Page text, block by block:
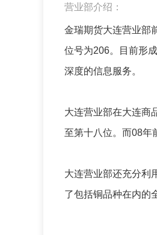
营业部介绍：
金瑞期货大连营业部
位号为206。目前形
深度的信息服务。
大连营业部在大连商
至第十八位。而08年
大连营业部还充分利
了包括铜品种在内的